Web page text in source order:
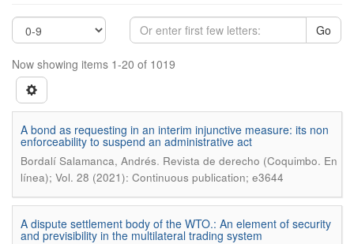
Go
Now showing items 1-20 of 1019
A bond as requesting in an interim injunctive measure: its non
enforceability to suspend an administrative act
Bordalí Salamanca, Andrés. Revista de derecho (Coquimbo. En
línea); Vol. 28 (2021): Continuous publication; e3644
A dispute settlement body of the WTO.: An element of security
and previsibility in the multilateral trading system